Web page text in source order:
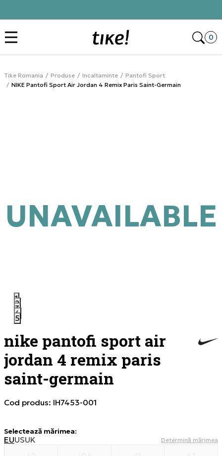
0
Tike Romania Produse Incaltaminte
Pantofi Sport
NIKE Pantofi Sport Air Jordan 4 Remix Paris Saint-Germain
1
2
3
4
5
UNAVAILABLE
nike pantofi sport air
jordan 4 remix paris
saint-germain
Cod produs: IH7453-001
Selectează mărimea:
EUUSUK Determină mărimea